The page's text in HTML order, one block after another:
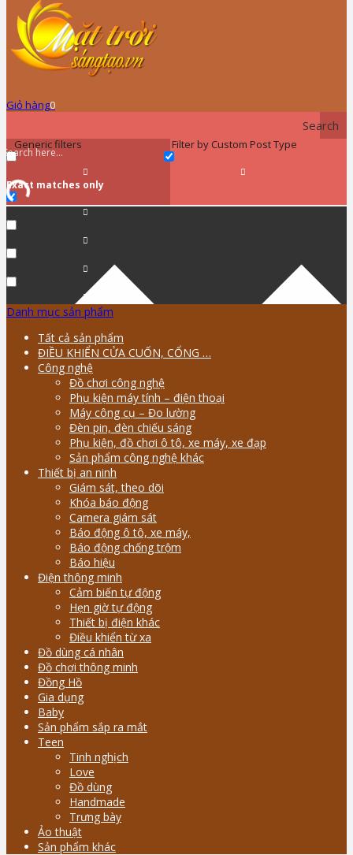
Giỏ hàng0
Search
Generic filters
Exact matches only
Filter by Custom Post Type
Danh mục sản phẩm
Tất cả sản phẩm
ĐIỀU KHIỂN CỬA CUỐN, CỔNG …
Công nghệ
Đồ chơi công nghệ
Phụ kiện máy tính – điện thoại
Máy công cụ – Đo lường
Đèn pin, đèn chiếu sáng
Phụ kiện, đồ chơi ô tô, xe máy, xe đạp
Sản phẩm công nghệ khác
Thiết bị an ninh
Giám sát, theo dõi
Khóa báo động
Camera giám sát
Báo động ô tô, xe máy,
Báo động chống trộm
Báo hiệu
Điện thông minh
Cảm biến tự động
Hẹn giờ tự động
Thiết bị điện khác
Điều khiển từ xa
Đồ dùng cá nhân
Đồ chơi thông minh
Đồng Hồ
Gia dụng
Baby
Sản phẩm sắp ra mắt
Teen
Tinh nghịch
Love
Đồ dùng
Handmade
Trưng bày
Ảo thuật
Sản phẩm khác